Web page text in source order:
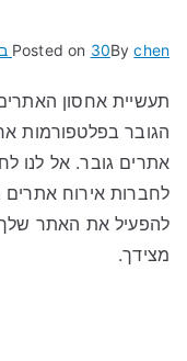
Bychen
Posted on 30 באוגוסט 2022
תעשיית אחסון
הגובר בפלטפורמות
אתרים גובר. אל לנו
לחברות אירוח
להפעיל את האתר שלך
מצידך.